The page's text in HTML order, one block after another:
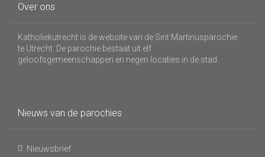
Over ons
Katholiekutrecht is de website van de Sint Martinusparochie
te Utrecht. De parochie bestaat uit elf
geloofsgemeenschappen en negen locaties in de stad.
Nieuws van de parochies
Nieuwsbrief